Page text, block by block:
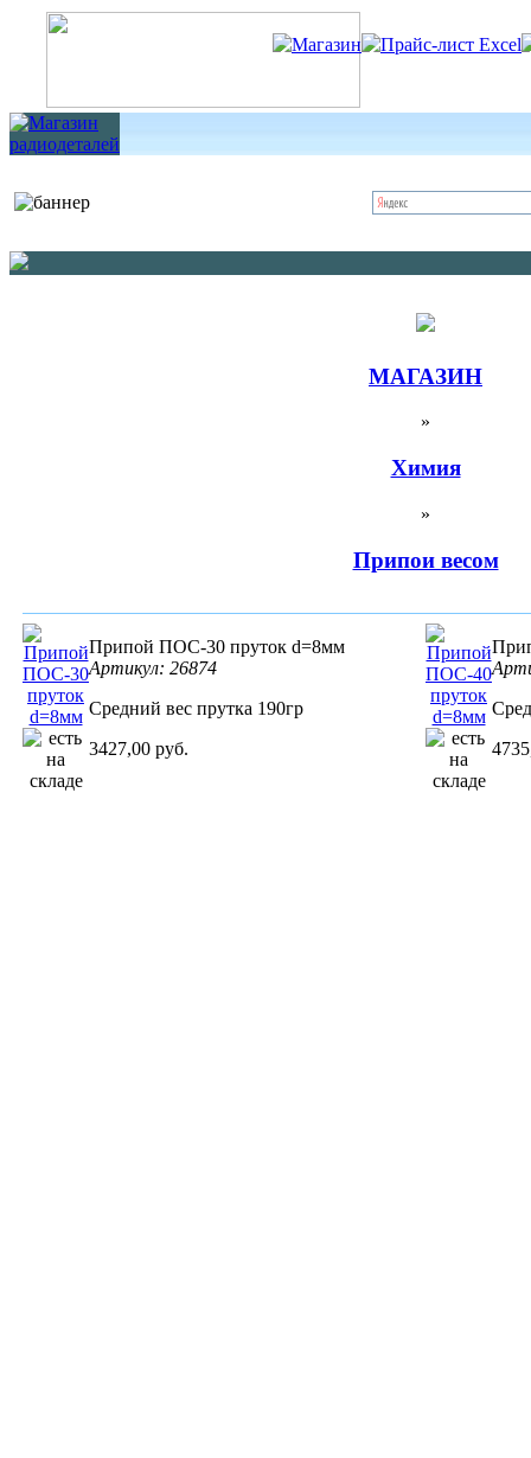
Магазин Прайс-лист Excel
МАГАЗИН
»
Химия
»
Припои весом
Припой ПОС-30 пруток d=8мм
Артикул: 26874
Средний вес прутка 190гр
3427,00 руб.